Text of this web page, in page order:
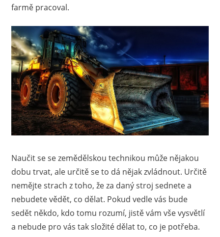
farmě pracoval.
Naučit se se zemědělskou technikou může nějakou
dobu trvat, ale určitě se to dá nějak zvládnout. Určitě
nemějte strach z toho, že za daný stroj sednete a
nebudete vědět, co dělat. Pokud vedle vás bude
sedět někdo, kdo tomu rozumí, jistě vám vše vysvětlí
a nebude pro vás tak složité dělat to, co je potřeba.